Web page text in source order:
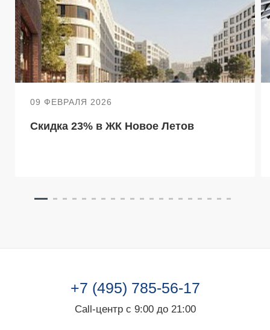
09 ФЕВРАЛЯ 2026
Скидка 23% в ЖК Новое Летов
+7 (495) 785-56-17
Call-центр с 9:00 до 21:00